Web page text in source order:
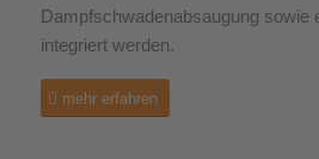
Dampfschwadenabsaugung sowie
integriert werden.
mehr erfahren